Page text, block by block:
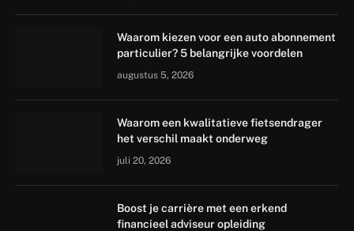
Waarom kiezen voor een auto abonnement
particulier? 5 belangrijke voordelen
augustus 5, 2026
Waarom een kwalitatieve fietsendrager
het verschil maakt onderweg
juli 20, 2026
Boost je carrière met een erkend
financieel adviseur opleiding